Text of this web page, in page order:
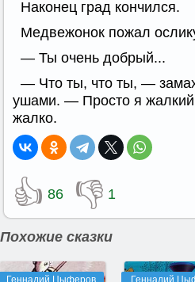
Наконец град кончился.
Медвежонок пожал
— Ты очень добрый...
— Что ты, что ты, —
ушами. — Просто я жалкий
жалко.
👍 86 👎 1
Похожие сказки
Геннадий Цыферов Геннадий